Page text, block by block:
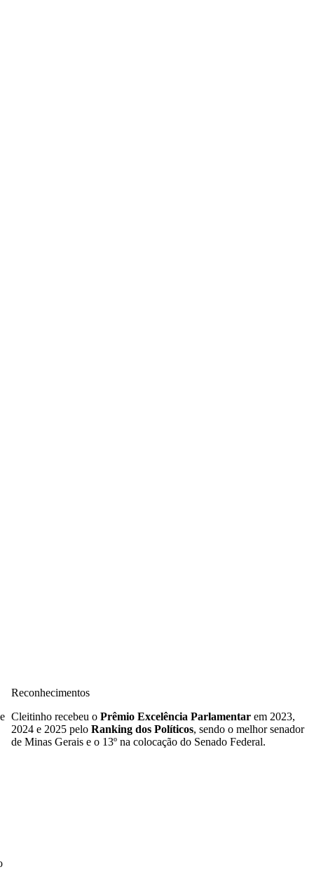
Reconhecimentos
Cleitinho recebeu oPrêmio Excelência Parlamentar em 2023,
2024 e 2025 peloRanking dos Políticos, sendo o melhor senador
de Minas Gerais e o 13º na colocação do Senado Federal.